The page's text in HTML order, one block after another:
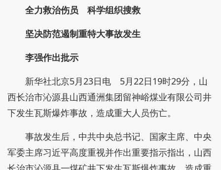
全力救治伤员 科学组织搜救
坚决防范遏制重特大事故发生
李强作出批示
新华社北京5月23日电 5月22日19时29分，山
西长治市沁源县山西通洲集团留神峪煤业有限公司井
下发生瓦斯爆炸事故，造成重大人员伤亡。
事故发生后，中共中央总书记、国家主席、中央
军委主席习近平高度重视并作出重要指示指出，山西